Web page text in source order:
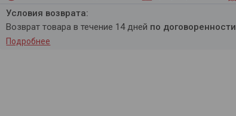
возврат товара в течение 14 дней по договоренности
Подробнее